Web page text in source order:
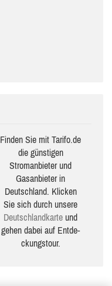
Finden Sie mit Tarifo.de
die güns­ti­gen
Stromanbieter und
Gasanbieter in
Deutschland. Klicken
Sie sich durch unsere
Deutsch­land­karte und
gehen dabei auf Ent­de­
ckungs­tour.